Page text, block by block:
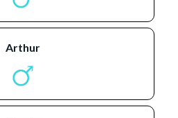
arthur